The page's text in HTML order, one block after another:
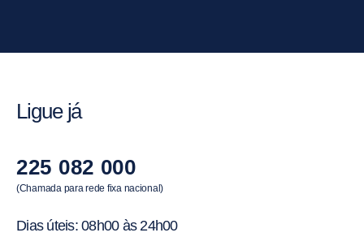
Ligue já
225 082 000
(Chamada para rede fixa nacional)
Dias úteis: 08h00 às 24h00